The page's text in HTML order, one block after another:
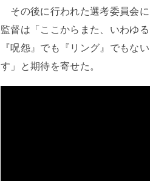
その後に行われた選考委員会
監督は「ここからまた、いわゆ
『呪怨』でも『リング』でもな
す」と期待を寄せた。